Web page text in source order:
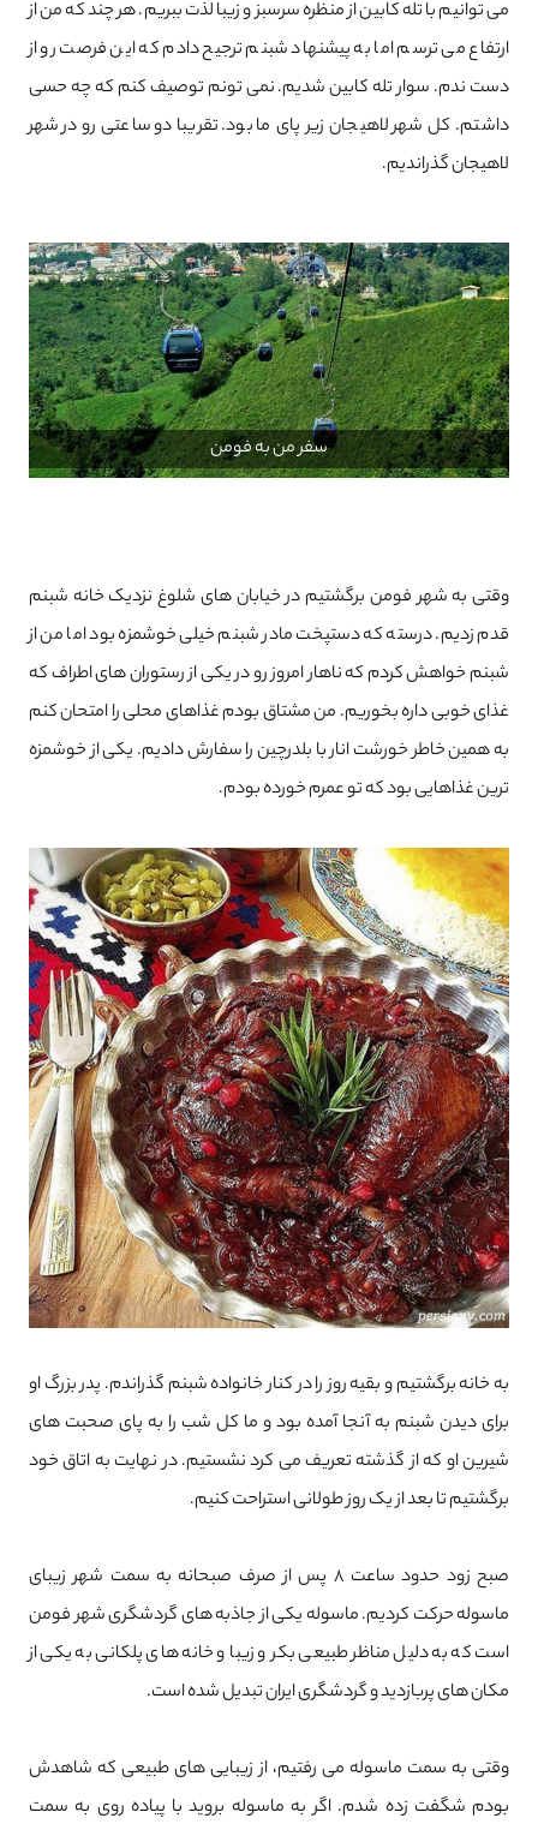
می ‌توانیم با تله ‌کابین از منظره سرسبز و زیبا لذت ببریم. هر چند که من از
ارتفاع می ترسم اما به پیشنهاد شبنم ترجیح دادم که این فرصت رو از
دست ندم. سوار تله کابین شدیم. نمی تونم توصیف کنم که چه حسی
داشتم. کل شهر لاهیجان زیر پای ما بود. تقریبا دو ساعتی رو در شهر
لاهیجان گذراندیم.
سفر من به فومن
وقتی به شهر فومن برگشتیم در خیابان های شلوغ نزدیک خانه شبنم
قدم زدیم. درسته که دستپخت مادر شبنم خیلی خوشمزه بود اما من از
شبنم خواهش کردم که ناهار امروز رو در یکی از رستوران های اطراف که
غذای خوبی داره بخوریم. من مشتاق بودم غذاهای محلی را امتحان کنم
به همین خاطر خورشت انار با بلدرچین را سفارش دادیم. یکی از خوشمزه
ترین غذاهایی بود که تو عمرم خورده بودم.
به خانه برگشتیم و بقیه روز را در کنار خانواده شبنم گذراندم. پدر بزرگ او
برای دیدن شبنم به آنجا آمده بود و ما کل شب را به پای صحبت های
شیرین او که از گذشته تعریف می کرد نشستیم. در نهایت به اتاق خود
برگشتیم تا بعد از یک روز طولانی استراحت کنیم.
صبح زود حدود ساعت 8 پس از صرف صبحانه به سمت شهر زیبای
ماسوله حرکت کردیم. ماسوله یکی از جاذبه های گردشگری شهر فومن
است که به دلیل مناظر طبیعی بکر و زیبا و خانه های پلکانی به یکی از
مکان های پربازدید و گردشگری ایران تبدیل شده است.
وقتی به سمت ماسوله می ‌رفتیم، از زیبایی ‌های طبیعی که شاهدش
بودم شگفت ‌زده شدم. اگر به ماسوله بروید با پیاده روی به سمت